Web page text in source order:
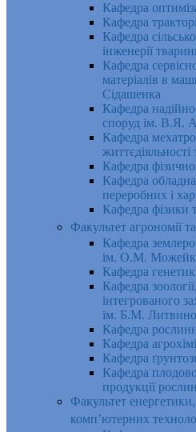
Кафедра
Кафедра
Кафедра
інженерії
Кафедра
матеріалів в
Сідашенка
Кафедра
споруд ім. В.Я.
Кафедра
Кафедра
Кафедра
переробних і
Кафедра фізики
Факультет агрономії
Кафедра
ім. О.М.
Кафедра
Кафедра
інтегрованого
ім. Б.М.
Кафедра
Кафедра
Кафедра
Кафедра
продукції
Факультет
комп’ютерних